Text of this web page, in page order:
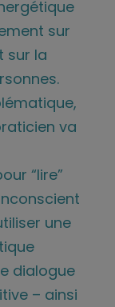
sur
sur la
va
“lire”
une
dialogue
– ainsi